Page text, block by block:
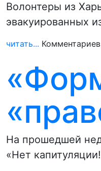
Волонтеры из
эвакуированных
читать...
На прошедшей
«Нет